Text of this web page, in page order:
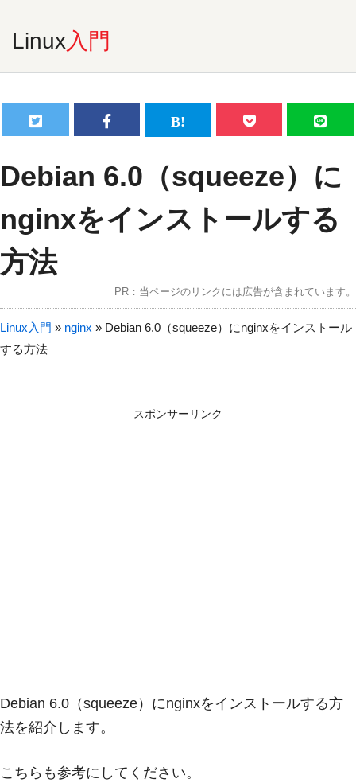
Linux入門
Debian 6.0（squeeze）に
nginxをインストールする
方法
PR：当ページのリンクには広告が含まれています。
Linux入門 » nginx » Debian 6.0（squeeze）にnginxをインストール
する方法
スポンサーリンク
Debian 6.0（squeeze）にnginxをインストールする方
法を紹介します。
こちらも参考にしてください。